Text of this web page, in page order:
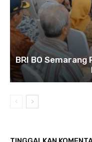
BRI BO